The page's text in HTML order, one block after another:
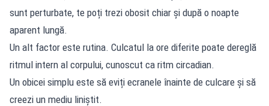
sunt perturbate, te poți trezi obosit chiar și după o noapte
aparent lungă.
Un alt factor este rutina. Culcatul la ore diferite poate dereglă
ritmul intern al corpului, cunoscut ca ritm circadian.
Un obicei simplu este să eviți ecranele înainte de culcare și să
creezi un mediu liniștit.